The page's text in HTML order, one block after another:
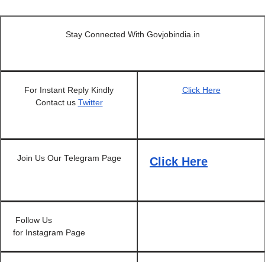
Stay Connected With Govjobindia.in
For Instant Reply Kindly
Contact us Twitter
Click Here
Join Us Our Telegram Page Click Here
Follow Us
for Instagram Page